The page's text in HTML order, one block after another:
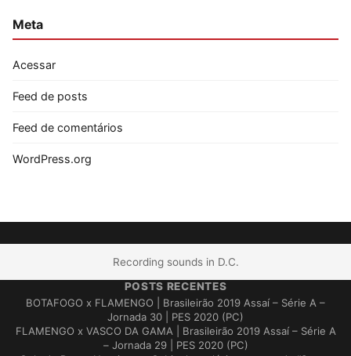
Meta
Acessar
Feed de posts
Feed de comentários
WordPress.org
Recording sounds in D.C.
POSTS RECENTES
BOTAFOGO x FLAMENGO | Brasileirão 2019 Assaí – Série A –
Jornada 30 | PES 2020 (PC)
FLAMENGO x VASCO DA GAMA | Brasileirão 2019 Assaí – Série A
– Jornada 29 | PES 2020 (PC)